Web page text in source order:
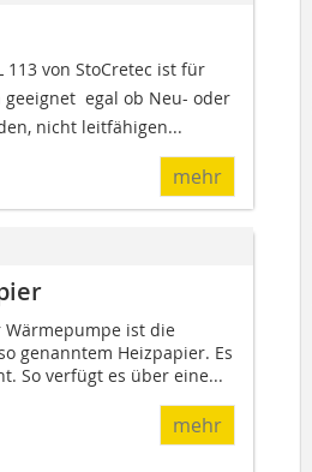
113 von StoCretec ist für
 egal ob Neu- oder
nicht leitfähigen...
mehr
ist die
genanntem Heizpapier. Es
So verfügt es über eine...
mehr